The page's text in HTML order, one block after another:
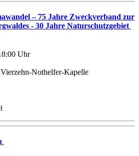
– 75 Jahre Zweckverband zur
- 30 Jahre Naturschutzgebiet
Uhr
Nothelfer-Kapelle